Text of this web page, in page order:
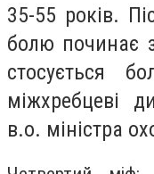
35-55 років.
болю починає
стосується
міжхребцеві
в.о. міністра